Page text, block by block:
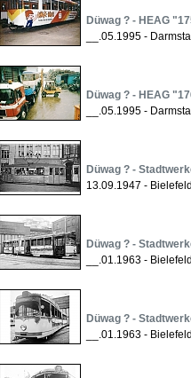
Düwag ? - HEAG
__.05.1995 -
Düwag ? - HEAG
__.05.1995 -
Düwag ? -
13.09.1947 -
Düwag ? -
__.01.1963 -
Düwag ? -
__.01.1963 -